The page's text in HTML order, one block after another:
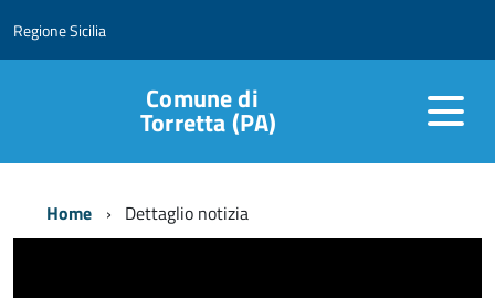
Regione Sicilia
Comune di
Torretta (PA)
Home Dettaglio notizia